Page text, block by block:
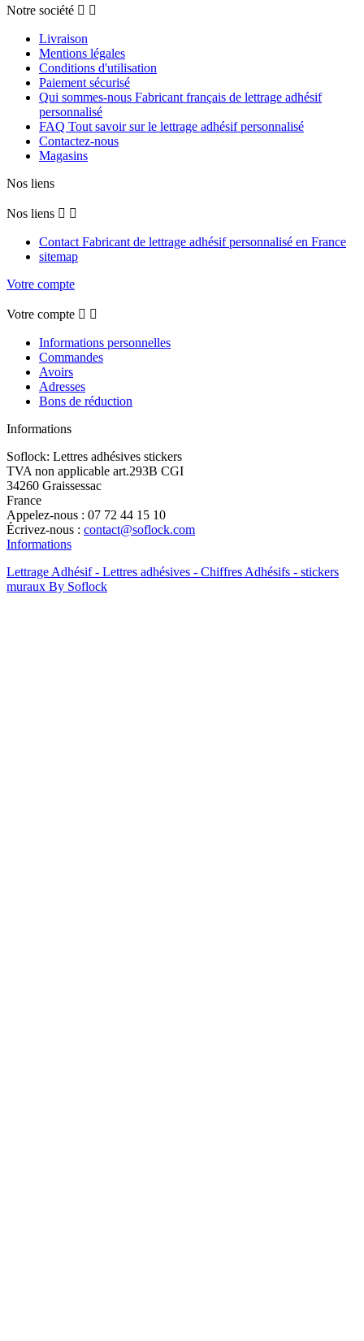
Notre société  
Livraison
Mentions légales
Conditions d'utilisation
Paiement sécurisé
Qui sommes-nous Fabricant français de lettrage adhésif
personnalisé
FAQ Tout savoir sur le lettrage adhésif personnalisé
Contactez-nous
Magasins
Nos liens
Nos liens  
Contact Fabricant de lettrage adhésif personnalisé en France
sitemap
Votre compte
Votre compte  
Informations personnelles
Commandes
Avoirs
Adresses
Bons de réduction
Informations
Soflock: Lettres adhésives stickers
TVA non applicable art.293B CGI
34260 Graissessac
France
Appelez-nous : 07 72 44 15 10
Écrivez-nous : contact@soflock.com
Informations
Lettrage Adhésif - Lettres adhésives - Chiffres Adhésifs - stickers
muraux By Soflock